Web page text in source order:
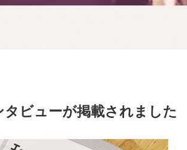
タビューが掲載されました